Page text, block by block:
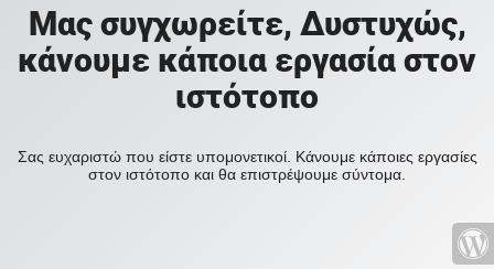
Μας συγχωρείτε, Δυστυχώς,
κάνουμε κάποια εργασία στον
ιστότοπο
Σας ευχαριστώ που είστε υπομονετικοί. Κάνουμε κάποιες εργασίες
στον ιστότοπο και θα επιστρέψουμε σύντομα.